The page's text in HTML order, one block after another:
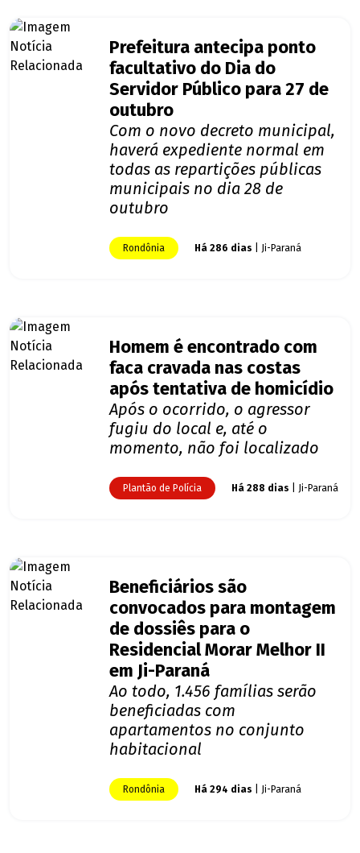
Prefeitura antecipa ponto
facultativo do Dia do
Servidor Público para 27 de
outubro
Com o novo decreto municipal,
haverá expediente normal em
todas as repartições públicas
municipais no dia 28 de
outubro
Rondônia Há 286 dias | Ji-Paraná
Homem é encontrado com
faca cravada nas costas
após tentativa de homicídio
Após o ocorrido, o agressor
fugiu do local e, até o
momento, não foi localizado
Plantão de Polícia Há 288 dias | Ji-Paraná
Beneficiários são
convocados para montagem
de dossiês para o
Residencial Morar Melhor II
em Ji-Paraná
Ao todo, 1.456 famílias serão
beneficiadas com
apartamentos no conjunto
habitacional
Rondônia Há 294 dias | Ji-Paraná